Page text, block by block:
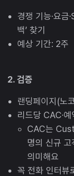
경쟁 기능·요금
백’ 찾기
예상 기간: 2주
2. 검증
랜딩페이지(노
리드당 CAC·
CAC는
명의 신규
의미해요
꼭 전화 인터뷰